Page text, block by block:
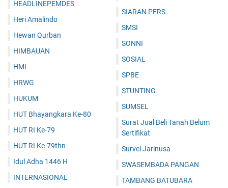
HEADLINEPEMDES
Heri Amalindo
Hewan Qurban
HIMBAUAN
HMI
HRWG
HUKUM
HUT Bhayangkara Ke-80
HUT RI Ke-79
HUT RI Ke-79thn
Idul Adha 1446 H
INTERNASIONAL
SIARAN PERS
SMSI
SONNI
SOSIAL
SPBE
STUNTING
SUMSEL
Surat Jual Beli Tanah Belum
Sertifikat
Survei Jarinusa
SWASEMBADA PANGAN
TAMBANG BATUBARA